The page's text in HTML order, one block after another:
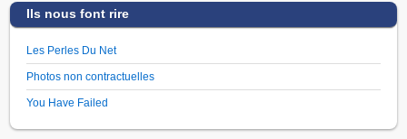
Ils nous font rire
Les Perles Du Net
Photos non contractuelles
You Have Failed